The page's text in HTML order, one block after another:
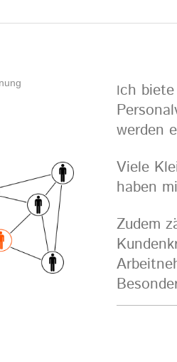
Ich
werden
Viele
haben
Zudem